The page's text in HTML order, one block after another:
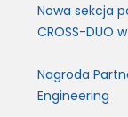
Nowa sekcja
CROSS-DUO
Nagroda
Engineering